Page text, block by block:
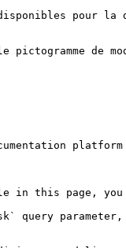
pour
de
page, you
query